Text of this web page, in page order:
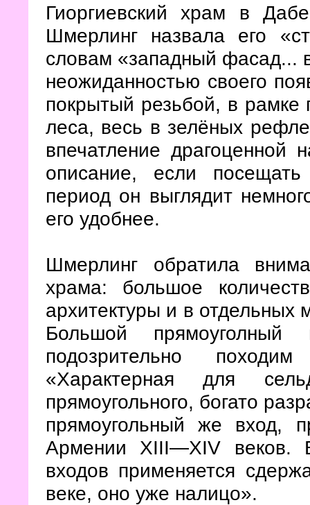
Гиоргиевский храм в
Шмерлинг назвала его
словам «западный фасад...
неожиданностью своего
покрытый резьбой, в рамке
леса, весь в зелёных
впечатление
описание, если
период он выглядит
его удобнее.
Шмерлинг обратила
храма: большое
архитектуры и в отдельных
Большой
подозрительно
«Характерная для
прямоугольного, богато
прямоугольный же вход,
Армении XIII—XIV веков.
входов применяется
веке, оно уже налицо».